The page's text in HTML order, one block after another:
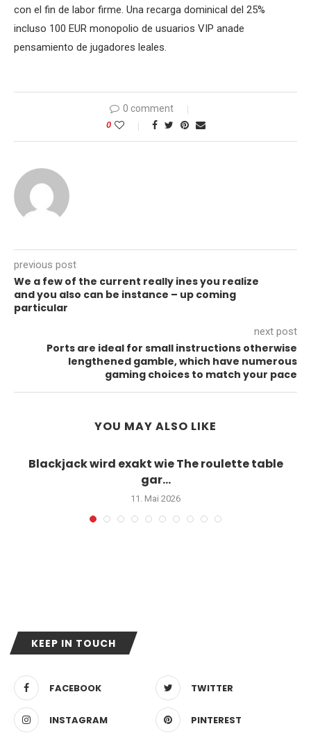
con el fin de labor firme. Una recarga dominical del 25%
incluso 100 EUR monopolio de usuarios VIP anade
pensamiento de jugadores leales.
0 comment
0
previous post
We a few of the current really ines you realize
and you also can be instance – up coming
particular
next post
Ports are ideal for small instructions otherwise
lengthened gamble, which have numerous
gaming choices to match your pace
YOU MAY ALSO LIKE
Blackjack wird exakt wie The roulette table
gar...
11. Mai 2026
KEEP IN TOUCH
FACEBOOK TWITTER
INSTAGRAM PINTEREST